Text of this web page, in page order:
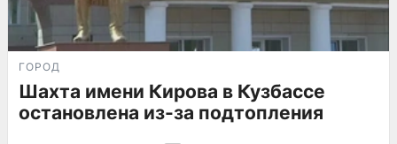
ГОРОД
Шахта имени Кирова в Кузбассе
остановлена из-за подтопления